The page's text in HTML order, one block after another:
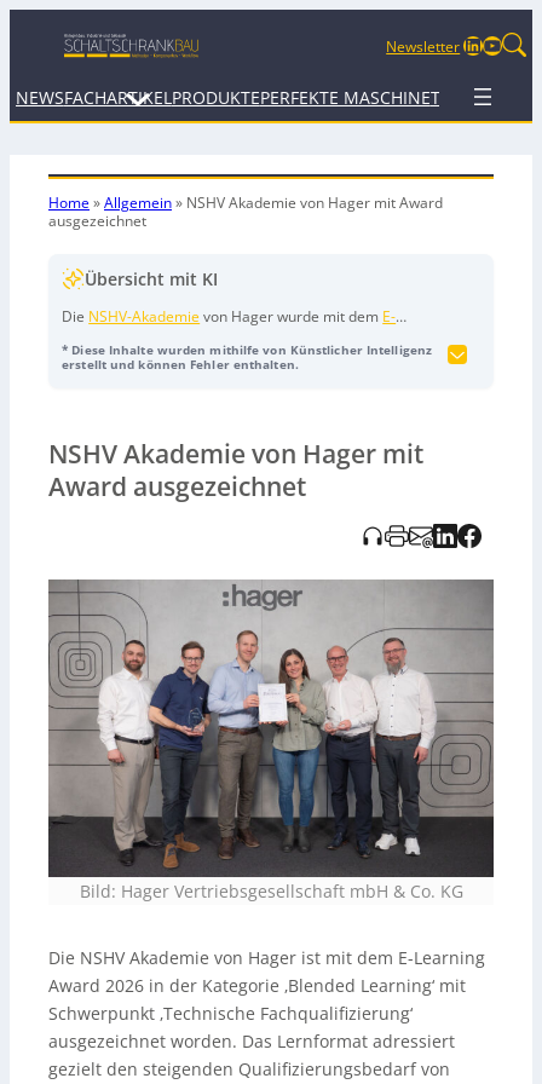
NewsletterLinkedIn
NEWSFACHARTIKEL PRODUKTEPERFEKTE MASCHINETERMINE
Home»Allgemein» NSHV Akademie von Hager mit Award
ausgezeichnet
Übersicht mit KI
Die NSHV-Akademievon Hager wurde mit dem E-
Learning“ (Schwerpunkt technische Fachqualifizierung)
Niederspannungshauptverteilungen und kombiniert
digitale Lernmodulemit praxisnahen Präsenzphasen.
Die Jury lobte vor allem die enge Verzahnung von
Theorie und Anwendung sowie den nachhaltigen
Transfer komplexer Inhalte in Handlungskompetenz. Mit
wie Generationswechsel, steigende technische
Anforderungen und veränderte Lerngewohnheiten und
setzt auf flexible, skalierbare Weiterbildung entlang
realer Projektabläufe.
* Diese Inhalte wurden mithilfe von Künstlicher Intelligenz
erstellt und können Fehler enthalten.
NSHV Akademie von Hager mit
Award ausgezeichnet
Bild: Hager Vertriebsgesellschaft mbH & Co. KG
Die NSHV Akademie von Hager ist mit dem E-Learning
Award 2026 in der Kategorie ‚Blended Learning‘ mit
Schwerpunkt ‚Technische Fachqualifizierung‘
ausgezeichnet worden. Das Lernformat adressiert
gezielt den steigenden Qualifizierungsbedarf von